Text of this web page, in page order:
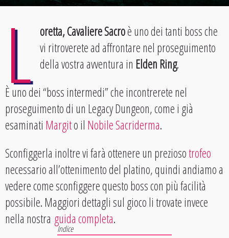
L oretta, Cavaliere Sacroè uno dei tanti boss che
vi ritroverete ad affrontare nel proseguimento
della vostra avventura in Elden Ring.
È uno dei “boss intermedi” che incontrerete nel
proseguimento di un Legacy Dungeon, come i già
esaminati Margito il Nobile Sacriderma.
Sconfiggerla inoltre vi farà ottenere un preziosotrofeo
necessario all’ottenimento del platino, quindi andiamo a
vedere come sconfiggere questo boss con più facilità
possibile. Maggiori dettagli sul gioco li trovate invece
nella nostra guida completa.